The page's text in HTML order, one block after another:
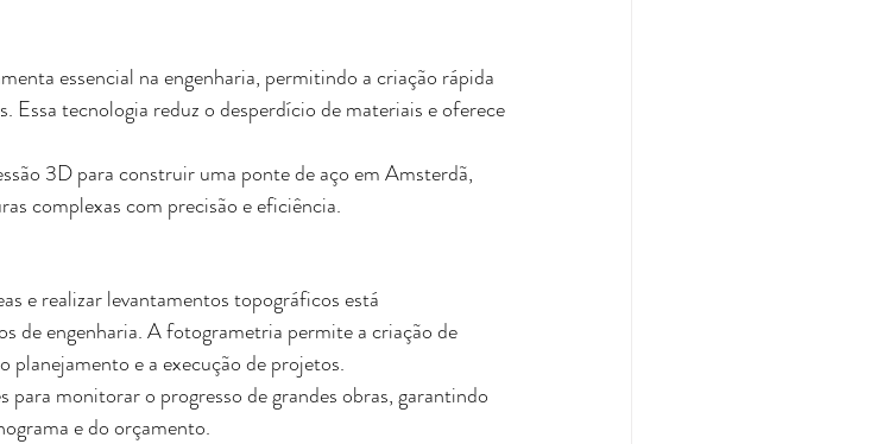
essencial na engenharia, permitindo a criação rápida
Essa tecnologia reduz o desperdício de materiais e oferece
3D para construir uma ponte de aço em Amsterdã,
complexas com precisão e eficiência.
e realizar levantamentos topográficos está
de engenharia. A fotogrametria permite a criação de
planejamento e a execução de projetos.
monitorar o progresso de grandes obras, garantindo
e do orçamento.